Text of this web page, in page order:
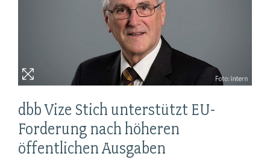
dbb Vize Stich unterstützt EU-
Forderung nach höheren
öffentlichen Ausgaben